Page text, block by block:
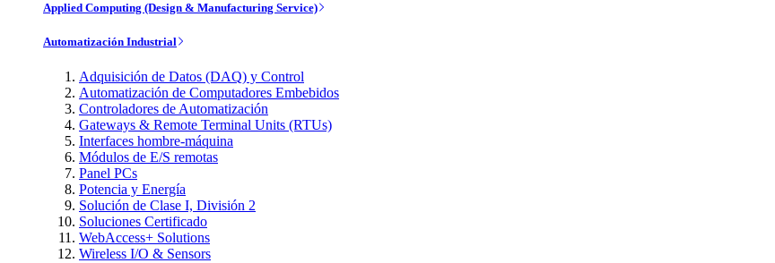
Applied Computing (Design & Manufacturing Service)
Automatización Industrial
Adquisición de Datos (DAQ) y Control
Automatización de Computadores Embebidos
Controladores de Automatización
Gateways & Remote Terminal Units (RTUs)
Interfaces hombre-máquina
Módulos de E/S remotas
Panel PCs
Potencia y Energía
Solución de Clase I, División 2
Soluciones Certificado
WebAccess+ Solutions
Wireless I/O & Sensors